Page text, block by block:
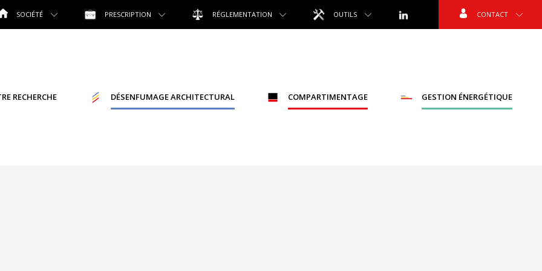
SOCIÉTÉ PRESCRIPTION RÉGLEMENTATION OUTILS CONTACT
RECHERCHE DÉSENFUMAGE ARCHITECTURAL COMPARTIMENTAGE GESTION ÉNERGÉTIQUE